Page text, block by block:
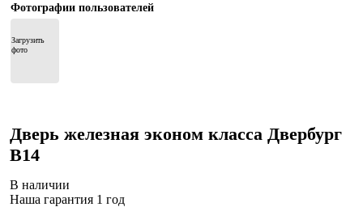
Фотографии пользователей
Загрузить
фото
Дверь железная эконом класса Двербург
В14
В наличии
Наша гарантия 1 год